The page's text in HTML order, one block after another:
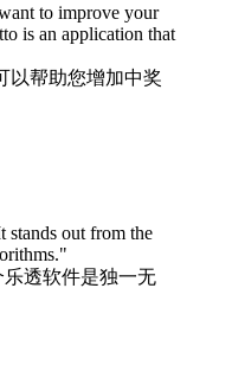
to improve your
is an application that
以帮助您增加中奖
stands out from the
透软件是独一无